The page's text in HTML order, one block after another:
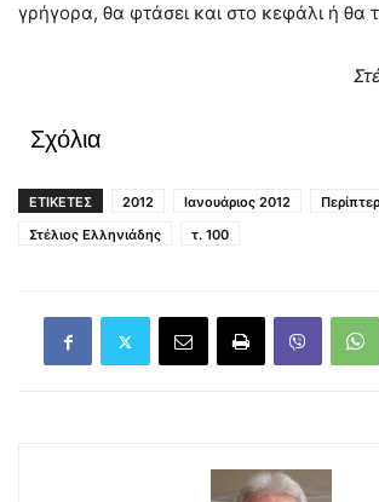
γρήγορα, θα φτάσει και στο κεφάλι ή θα
Σχόλια
ΕΤΙΚΕΤΕΣ 2012 Ιανουάριος 2012
Στέλιος Ελληνιάδης
τ. 100